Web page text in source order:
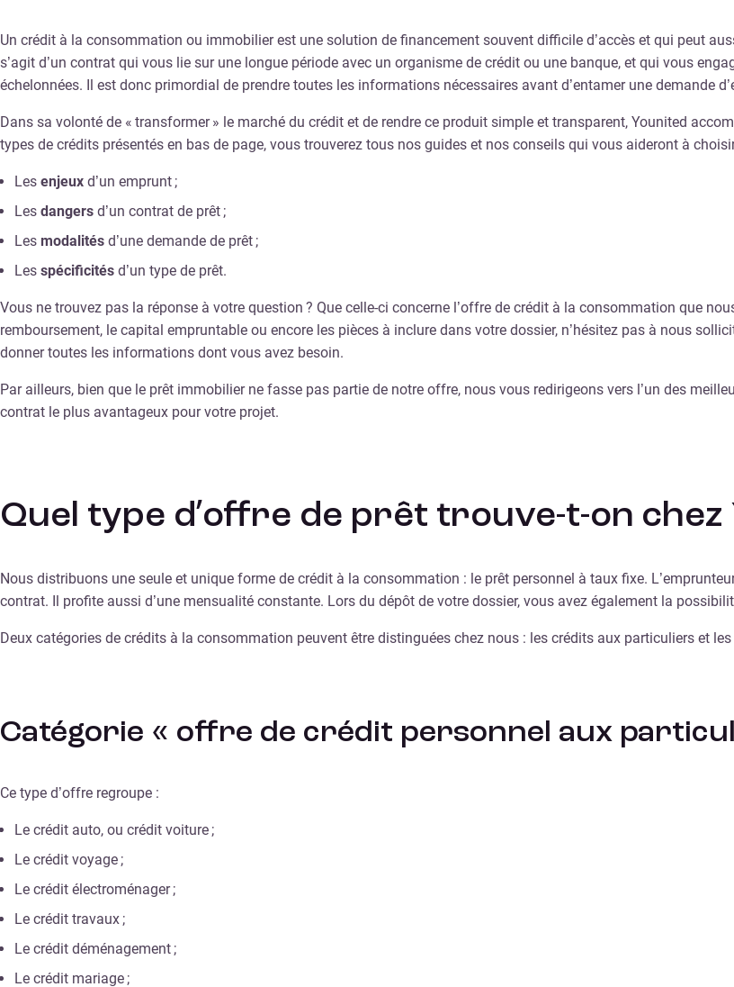
Un crédit à la consommation ou immobilier est une solution de financement souvent difficile d’accès et qui peut
s’agit d’un contrat qui vous lie sur une longue période avec un organisme de crédit ou une banque, et qui vous
échelonnées. Il est donc primordial de prendre toutes les informations nécessaires avant d’entamer une demande
Dans sa volonté de « transformer » le marché du crédit et de rendre ce produit simple et transparent, Younited
types de crédits présentés en bas de page, vous trouverez tous nos guides et nos conseils qui vous aideront à
Les enjeux d’un emprunt ;
Les dangers d’un contrat de prêt ;
Les modalités d’une demande de prêt ;
Les spécificités d’un type de prêt.
Vous ne trouvez pas la réponse à votre question ? Que celle-ci concerne l’offre de crédit à la consommation que
remboursement, le capital empruntable ou encore les pièces à inclure dans votre dossier, n’hésitez pas à nous
donner toutes les informations dont vous avez besoin.
Par ailleurs, bien que le prêt immobilier ne fasse pas partie de notre offre, nous vous redirigeons vers l’un des
contrat le plus avantageux pour votre projet.
Quel type d’offre de prêt trouve-t-on chez
Nous distribuons une seule et unique forme de crédit à la consommation : le prêt personnel à taux fixe.
contrat. Il profite aussi d’une mensualité constante. Lors du dépôt de votre dossier, vous avez également la
Deux catégories de crédits à la consommation peuvent être distinguées chez nous : les crédits aux particuliers et
Catégorie « offre de crédit personnel aux
Ce type d’offre regroupe :
Le crédit auto, ou crédit voiture ;
Le crédit voyage ;
Le crédit électroménager ;
Le crédit travaux ;
Le crédit déménagement ;
Le crédit mariage ;